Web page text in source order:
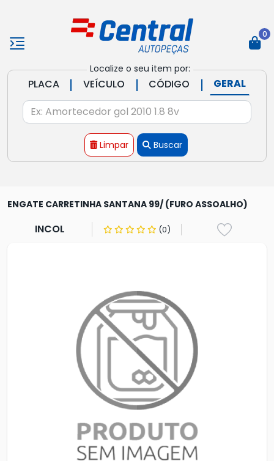
Localize o seu item por:
PLACA | VEÍCULO | CÓDIGO | GERAL
Limpar Buscar
0
ENGATE CARRETINHA SANTANA 99/ (FURO ASSOALHO)
INCOL (0)